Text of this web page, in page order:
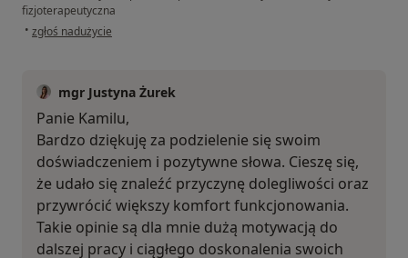
fizjoterapeutyczna
• w opinii użytkownika Kamil
zgłoś nadużycie
mgr Justyna Żurek
Panie Kamilu,
Bardzo dziękuję za podzielenie się swoim
doświadczeniem i pozytywne słowa. Cieszę się,
że udało się znaleźć przyczynę dolegliwości oraz
przywrócić większy komfort funkcjonowania.
Takie opinie są dla mnie dużą motywacją do
dalszej pracy i ciągłego doskonalenia swoich